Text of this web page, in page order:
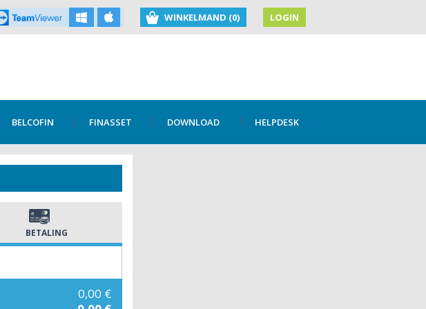
WINKELMAND (0) LOGIN
BELCOFIN FINASSET DOWNLOAD HELPDESK
BETALING
0,00 €